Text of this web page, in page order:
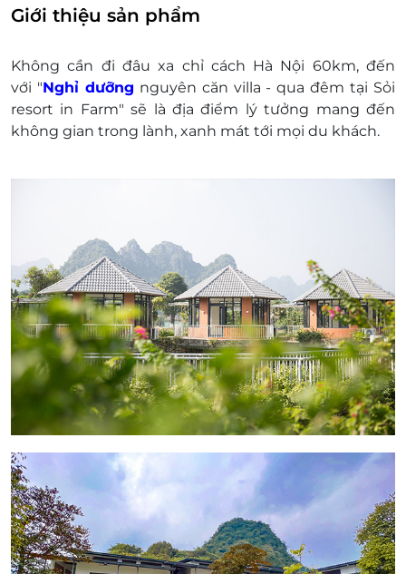
Dịch vụ wifi, truyền hình, điều hòa
Giá phòng trẻ em:
Trẻ từ 12 tuổi trở lên: 520.000VNĐ
Phụ thu:
Giường phụ 560.000VNĐ/ 1 người.
Điều kiện đặt & nhận phòng:
Giờ nhận phòng: 14h00
Phụ thu trực tiếp tại resort
Hotline đặt phòng & tư vấn (9h00-20h00): 1900
2065 / 0981 500 919
Điều kiện hoãn/huỷ phòng: Không hoàn hủy.
Một khách hàng được mua nhiều E-
Voucher/E-Coupon
E-Voucher/E-Coupon không có giá trị quy
đổi thành tiền mặt, không trả lại tiền thừa.
Không áp dụng đồng thời với chương trình
Giá đã bao gồm VAT
Giới thiệu sản phẩm
Không cần đi đâu xa chỉ cách Hà Nội 60km, đến
với "Nghỉ dưỡng nguyên căn villa - qua đêm tại Sỏi
resort in Farm" sẽ là địa điểm lý tưởng mang đến
không gian trong lành, xanh mát tới mọi du khách.